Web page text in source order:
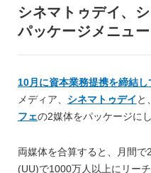
シネマトゥデイ、
パッケージメニュ
10月に資本業務提携を締結し
メディア、 シネマトゥデイ と
フェの2媒体をパッケージに
両媒体を合算すると、月間
(UU)で1000万人以上にリー